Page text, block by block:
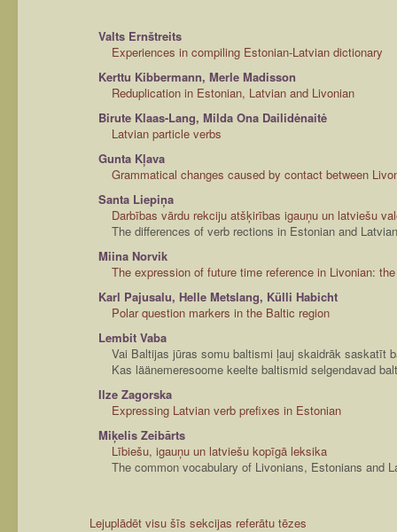
Valts Ernštreits
Experiences in compiling Estonian-Latvian dictionary
Kerttu Kibbermann, Merle Madisson
Reduplication in Estonian, Latvian and Livonian
Birute Klaas-Lang, Milda Ona Dailidėnaitė
Latvian particle verbs
Gunta Kļava
Grammatical changes caused by contact between
Santa Liepiņa
Darbības vārdu rekciju atšķirības igauņu un latviešu
The differences of verb rections in Estonian and Latvian
Miina Norvik
The expression of future time reference in Livonian:
Karl Pajusalu, Helle Metslang, Külli Habicht
Polar question markers in the Baltic region
Lembit Vaba
Vai Baltijas jūras somu baltismi ļauj skaidrāk saskatīt
Kas läänemeresoome keelte baltismid selgendavad
Ilze Zagorska
Expressing Latvian verb prefixes in Estonian
Miķelis Zeibārts
Lībiešu, igauņu un latviešu kopīgā leksika
The common vocabulary of Livonians, Estonians and
Lejuplādēt visu šīs sekcijas referātu tēzes